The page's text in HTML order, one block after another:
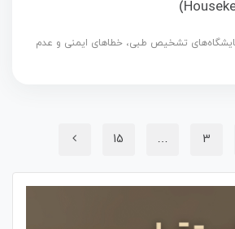
تشخیص طبی، خطاهای ایمنی و عدم
3
…
15